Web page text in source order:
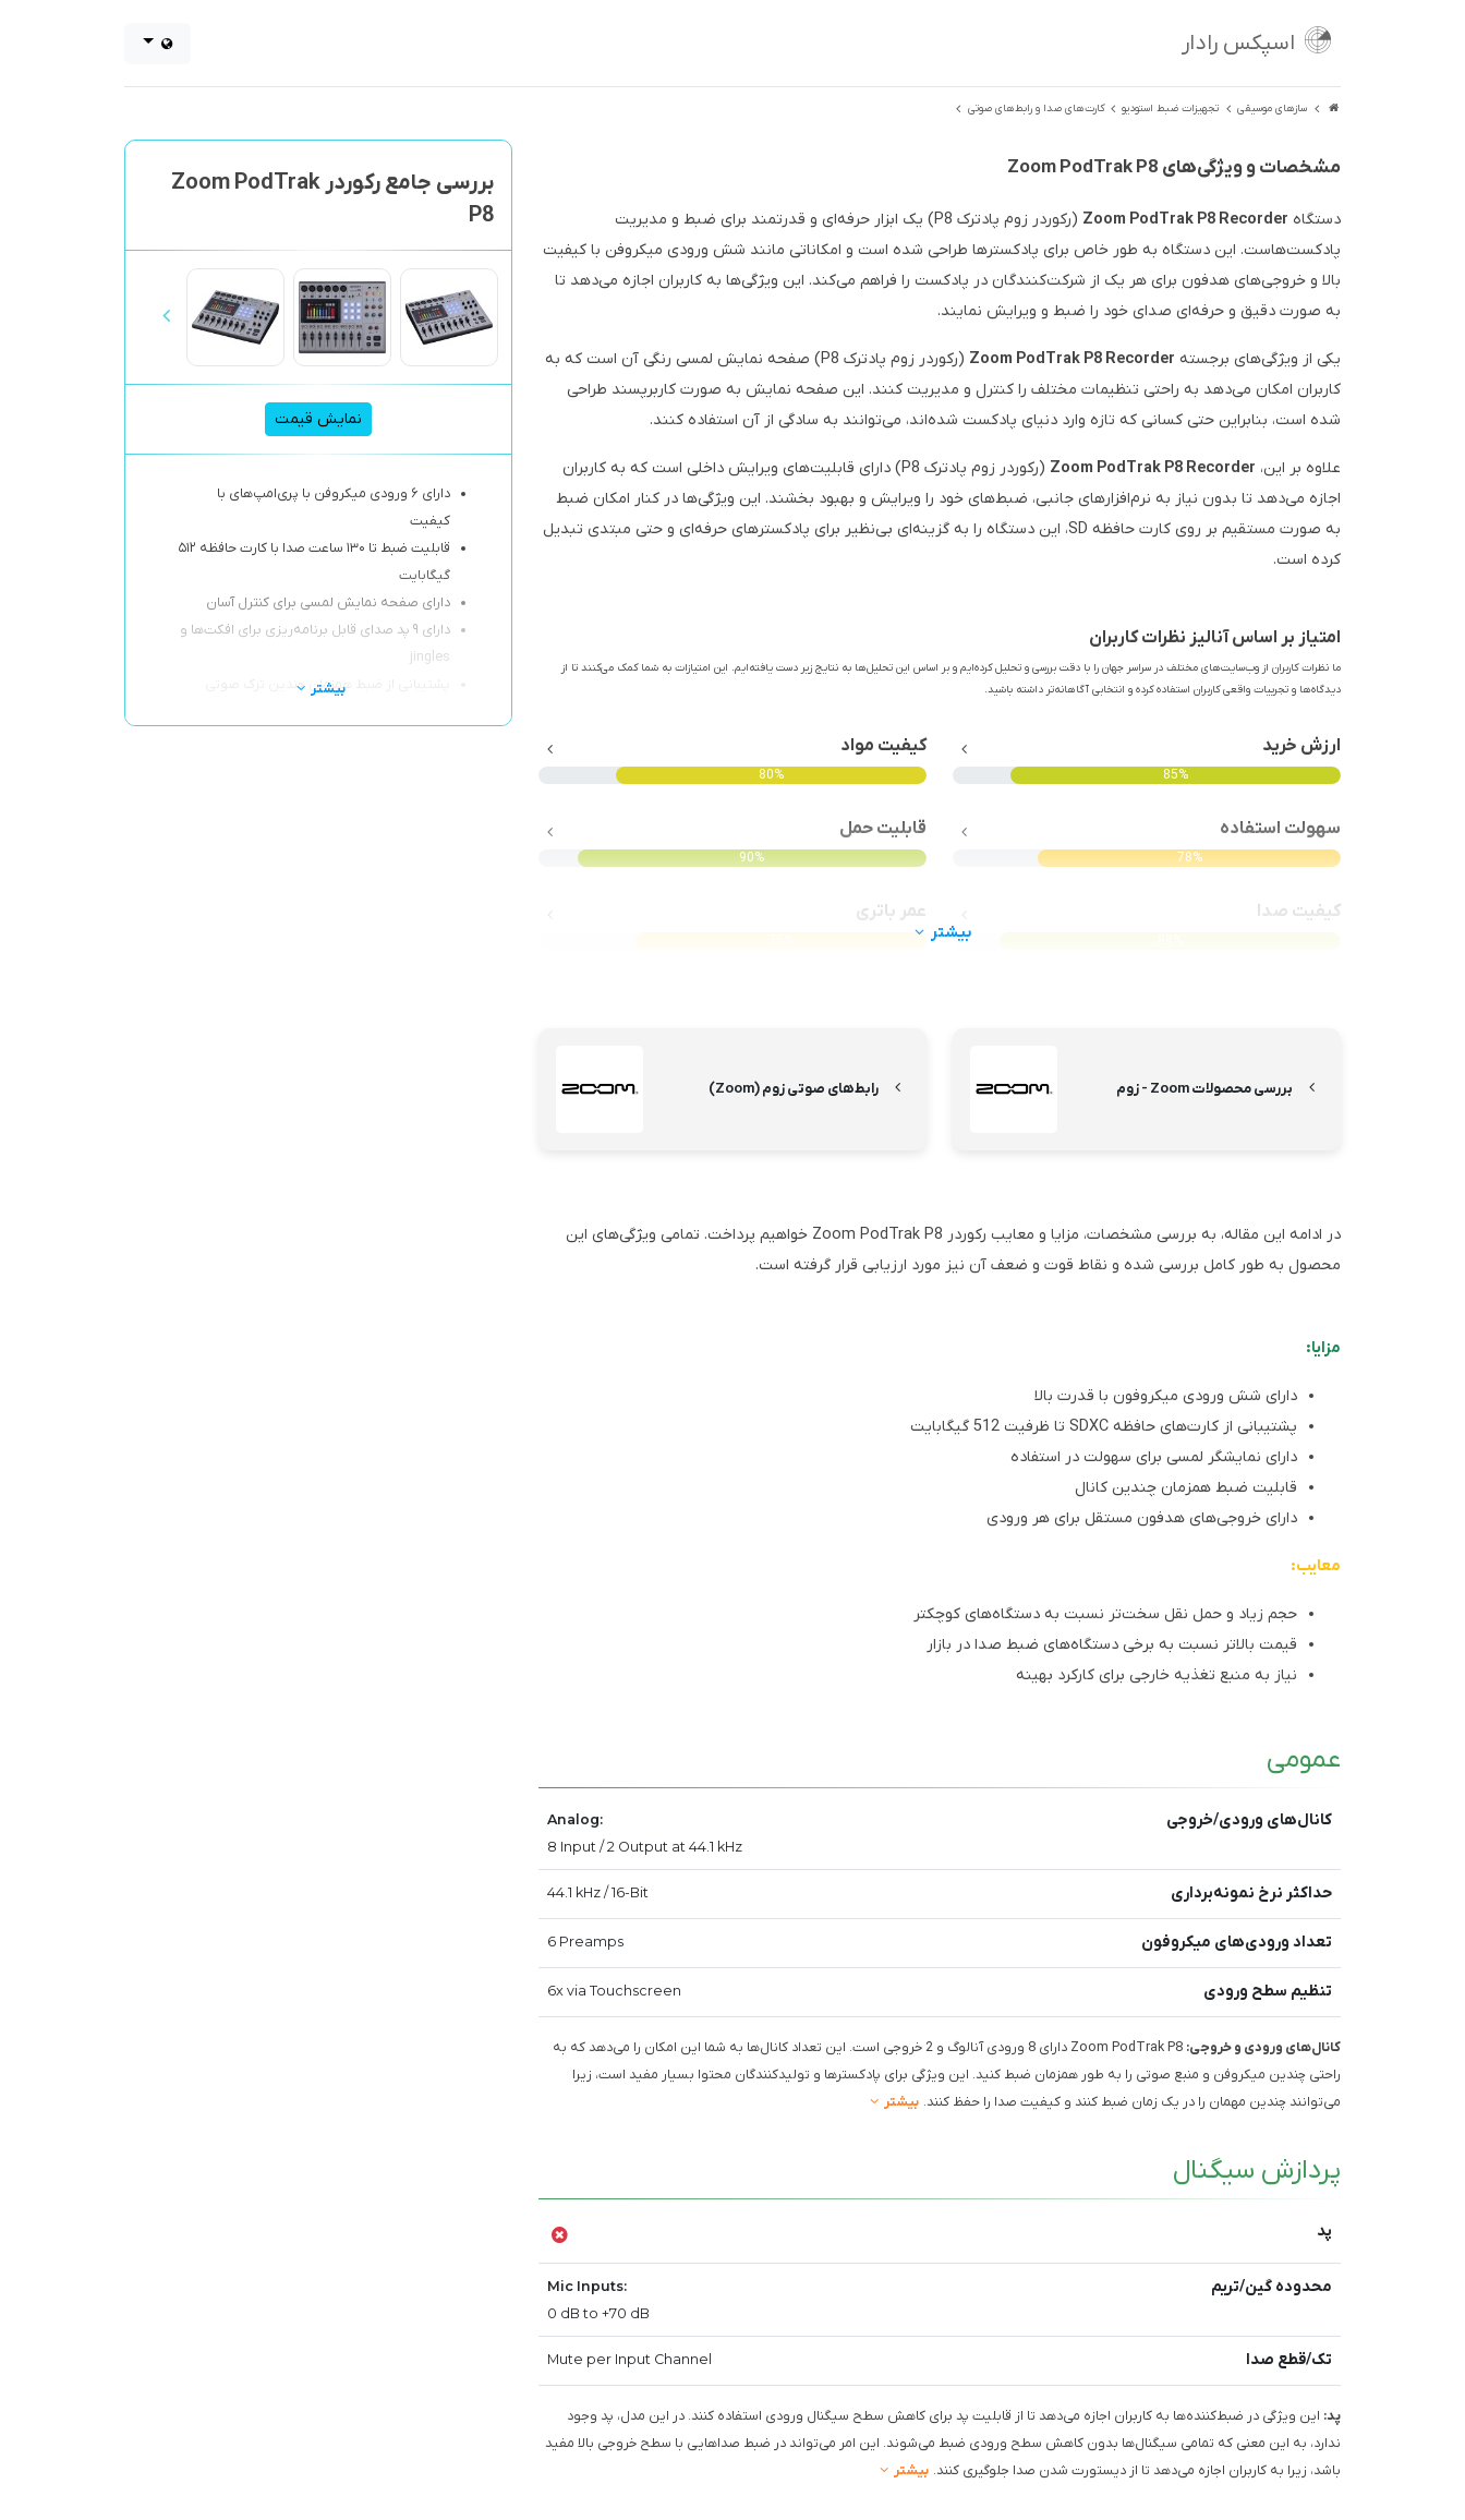
اسپکس رادار
سازهای موسیقی تجهیزات ضبط استودیو کارت‌های صدا و رابط‌های صوتی
بررسی جامع رکوردر Zoom PodTrak
P8
نمایش قیمت
دارای ۶ ورودی میکروفن با پری‌امپ‌های با
کیفیت
قابلیت ضبط تا ۱۳۰ ساعت صدا با کارت حافظه ۵۱۲
گیگابایت
دارای صفحه نمایش لمسی برای کنترل آسان
دارای ۹ پد صدای قابل برنامه‌ریزی برای افکت‌ها و
jingles
پشتیبانی از ضبط همزمان چندین ترک صوتی
بیشتر
مشخصات و ویژگی‌های Zoom PodTrak P8
دستگاه Zoom PodTrak P8 Recorder
(رکوردر زوم پادترک P8) یک ابزار حرفه‌ای و قدرتمند برای ضبط و مدیریت
پادکست‌هاست. این دستگاه به طور خاص برای پادکسترها طراحی شده است و امکاناتی مانند شش ورودی میکروفن با کیفیت
بالا و خروجی‌های هدفون برای هر یک از شرکت‌کنندگان در پادکست را فراهم می‌کند. این ویژگی‌ها به کاربران اجازه می‌دهد تا
به صورت دقیق و حرفه‌ای صدای خود را ضبط و ویرایش نمایند.
یکی از ویژگی‌های برجسته Zoom PodTrak P8 Recorder
(رکوردر زوم پادترک P8) صفحه نمایش لمسی رنگی آن است که به
کاربران امکان می‌دهد به راحتی تنظیمات مختلف را کنترل و مدیریت کنند. این صفحه نمایش به صورت کاربرپسند طراحی
شده است، بنابراین حتی کسانی که تازه وارد دنیای پادکست شده‌اند، می‌توانند به سادگی از آن استفاده کنند.
علاوه بر این، Zoom PodTrak P8 Recorder
(رکوردر زوم پادترک P8) دارای قابلیت‌های ویرایش داخلی است که به کاربران
اجازه می‌دهد تا بدون نیاز به نرم‌افزارهای جانبی، ضبط‌های خود را ویرایش و بهبود بخشند. این ویژگی‌ها در کنار امکان ضبط
به صورت مستقیم بر روی کارت حافظه SD، این دستگاه را به گزینه‌ای بی‌نظیر برای پادکسترهای حرفه‌ای و حتی مبتدی تبدیل
کرده است.
امتیاز بر اساس آنالیز نظرات کاربران
ما نظرات کاربران از وب‌سایت‌های مختلف در سراسر جهان را با دقت بررسی و تحلیل کرده‌ایم و بر اساس این تحلیل‌ها به نتایج زیر دست یافته‌ایم. این امتیازات به شما کمک می‌کنند تا از
دیدگاه‌ها و تجربیات واقعی کاربران استفاده کرده و انتخابی آگاهانه‌تر داشته باشید.
ارزش خرید
85%
کیفیت مواد
80%
سهولت استفاده
78%
قابلیت حمل
90%
کیفیت صدا عمر باتری
بیشتر
بررسی محصولات Zoom - زوم رابط‌های صوتی زوم (Zoom)
در ادامه این مقاله، به بررسی مشخصات، مزایا و معایب رکوردر Zoom PodTrak P8 خواهیم پرداخت. تمامی ویژگی‌های این
محصول به طور کامل بررسی شده و نقاط قوت و ضعف آن نیز مورد ارزیابی قرار گرفته است.
مزایا:
دارای شش ورودی میکروفون با قدرت بالا
پشتیبانی از کارت‌های حافظه SDXC تا ظرفیت 512 گیگابایت
دارای نمایشگر لمسی برای سهولت در استفاده
قابلیت ضبط همزمان چندین کانال
دارای خروجی‌های هدفون مستقل برای هر ورودی
معایب:
حجم زیاد و حمل نقل سخت‌تر نسبت به دستگاه‌های کوچکتر
قیمت بالاتر نسبت به برخی دستگاه‌های ضبط صدا در بازار
نیاز به منبع تغذیه خارجی برای کارکرد بهینه
عمومی
کانال‌های ورودی/خروجی
Analog:
8 Input / 2 Output at 44.1 kHz
حداکثر نرخ نمونه‌برداری 44.1 kHz / 16-Bit
تعداد ورودی‌های میکروفون 6 Preamps
تنظیم سطح ورودی 6x via Touchscreen
کانال‌های ورودی و خروجی:
Zoom PodTrak P8 دارای 8 ورودی آنالوگ و 2 خروجی است. این تعداد کانال‌ها به شما این امکان را می‌دهد که به
راحتی چندین میکروفن و منبع صوتی را به طور همزمان ضبط کنید. این ویژگی برای پادکسترها و تولیدکنندگان محتوا بسیار مفید است، زیرا
می‌توانند چندین مهمان را در یک زمان ضبط کنند و کیفیت صدا را حفظ کنند. بیشتر
پردازش سیگنال
پد
محدوده گین/تریم
Mic Inputs:
0 dB to +70 dB
تک/قطع صدا Mute per Input Channel
پد: این ویژگی در ضبط‌کننده‌ها به کاربران اجازه می‌دهد تا از قابلیت پد برای کاهش سطح سیگنال ورودی استفاده کنند. در این مدل، پد وجود
ندارد، به این معنی که تمامی سیگنال‌ها بدون کاهش سطح ورودی ضبط می‌شوند. این امر می‌تواند در ضبط صداهایی با سطح خروجی بالا مفید
باشد، زیرا به کاربران اجازه می‌دهد تا از دیستورت شدن صدا جلوگیری کنند. بیشتر